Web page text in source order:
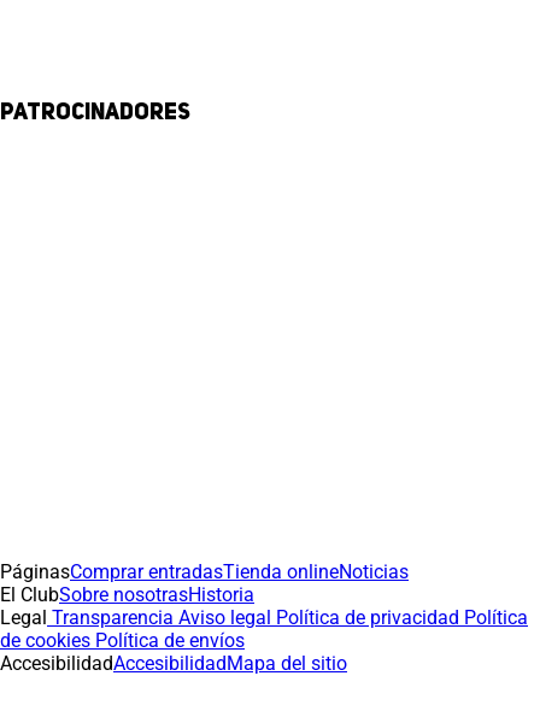
Patrocinadores
PáginasComprar entradasTienda onlineNoticias
El ClubSobre nosotrasHistoria
Legal Transparencia Aviso legal Política de privacidad Política
de cookies Política de envíos
AccesibilidadAccesibilidadMapa del sitio